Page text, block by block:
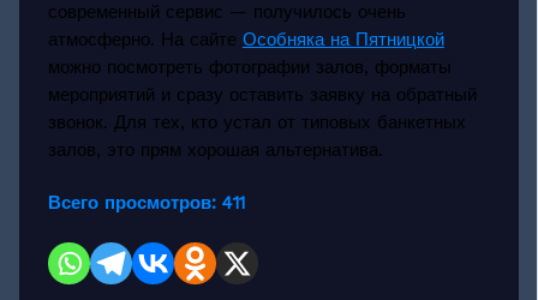
современный сервис — получилось очень
атмосферно. На сайте Особняка на Пятницкой
можно посмотреть фотографии залов, форматы
мероприятий и сразу оставить заявку на обратный
звонок. Для тех, кто устал от типовых банкетных
залов, это прям хорошая альтернатива.
Всего просмотров: 411